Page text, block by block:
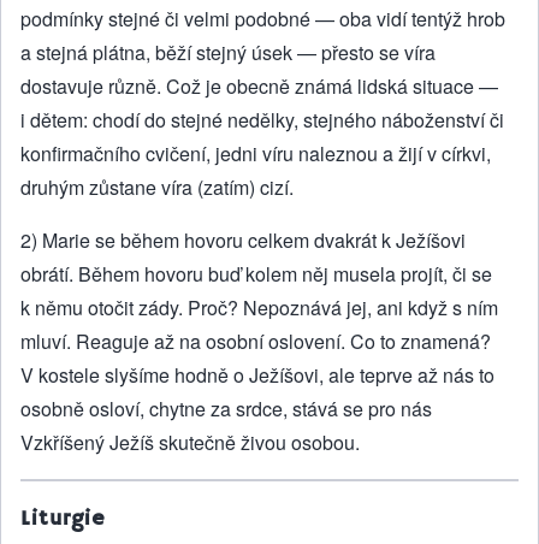
podmínky stejné či velmi podobné — oba vidí tentýž hrob
a stejná plátna, běží stejný úsek — přesto se víra
dostavuje různě. Což je obecně známá lidská situace —
i dětem: chodí do stejné nedělky, stejného náboženství či
konfirmačního cvičení, jedni víru naleznou a žijí v církvi,
druhým zůstane víra (zatím) cizí.
2) Marie se během hovoru celkem dvakrát k Ježíšovi
obrátí. Během hovoru buď kolem něj musela projít, či se
k němu otočit zády. Proč? Nepoznává jej, ani když s ním
mluví. Reaguje až na osobní oslovení. Co to znamená?
V kostele slyšíme hodně o Ježíšovi, ale teprve až nás to
osobně osloví, chytne za srdce, stává se pro nás
Vzkříšený Ježíš skutečně živou osobou.
Liturgie